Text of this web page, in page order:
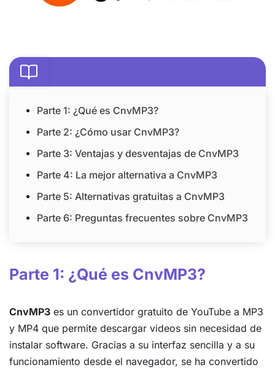
Parte 1: ¿Qué es CnvMP3?
Parte 2: ¿Cómo usar CnvMP3?
Parte 3: Ventajas y desventajas de CnvMP3
Parte 4: La mejor alternativa a CnvMP3
Parte 5: Alternativas gratuitas a CnvMP3
Parte 6: Preguntas frecuentes sobre CnvMP3
Parte 1: ¿Qué es CnvMP3?
CnvMP3 es un convertidor gratuito de YouTube a MP3
y MP4 que permite descargar videos sin necesidad de
instalar software. Gracias a su interfaz sencilla y a su
funcionamiento desde el navegador, se ha convertido